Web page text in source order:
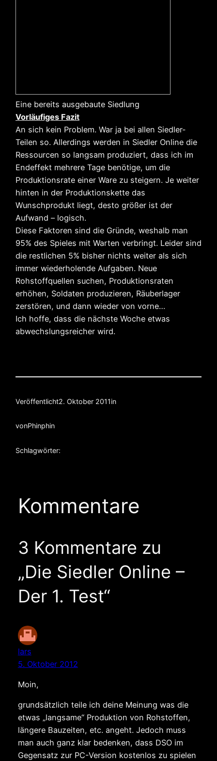
Eine bereits ausgebaute Siedlung
Vorläufiges Fazit
An sich kein Problem. War ja bei allen Siedler-
Teilen so. Allerdings werden in Siedler Online die
Ressourcen so langsam produziert, dass ich im
Endeffekt mehrere Tage benötige, um die
Produktionsrate einer Ware zu steigern. Je weiter
hinten in der Produktionskette das
Wunschprodukt liegt, desto größer ist der
Aufwand – logisch.
Diese Faktoren sind die Gründe, weshalb man
95% des Spieles mit Warten verbringt. Leider sind
die restlichen 5% bisher nichts weiter als sich
immer wiederholende Aufgaben. Neue
Rohstoffquellen suchen, Produktionsraten
erhöhen, Soldaten produzieren, Räuberlager
zerstören, und dann wieder von vorne…
Ich hoffe, dass die nächste Woche etwas
abwechslungsreicher wird.
Veröffentlicht2. Oktober 2011in
vonPhinphin
Schlagwörter:
Kommentare
3 Kommentare zu
„Die Siedler Online –
Der 1. Test“
lars
5. Oktober 2012
Moin,
grundsätzlich teile ich deine Meinung was die
etwas „langsame“ Produktion von Rohstoffen,
längere Bauzeiten, etc. angeht. Jedoch muss
man auch ganz klar bedenken, dass DSO im
Gegensatz zur PC-Version kostenlos zu spielen